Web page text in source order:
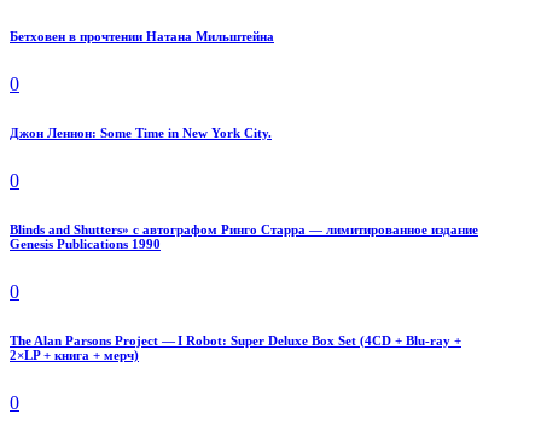
Бетховен в прочтении Натана Мильштейна
0
Джон Леннон: Some Time in New York City.
0
Blinds and Shutters» с автографом Ринго Старра — лимитированное издание
Genesis Publications 1990
0
The Alan Parsons Project — I Robot: Super Deluxe Box Set (4CD + Blu-ray +
2×LP + книга + мерч)
0